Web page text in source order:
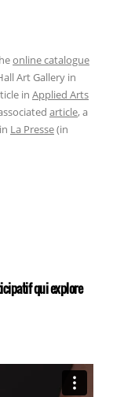
online catalogue
Art Gallery in
in Applied Arts
article, a
La Presse(in
qui explore